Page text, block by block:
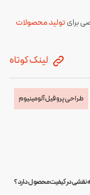
برایتولید محصولات
لینک کوتاه
طراحی پروفیل آلومینیوم
نقشی در کیفیت محصول دارد؟